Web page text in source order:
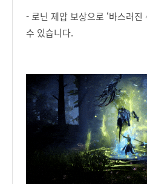
- 로닌 제압 보상으로 ‘바스러진
수 있습니다.